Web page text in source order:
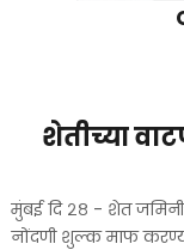
शेतीच्या
मुंबई दि २८ - शेत
नोंदणी शुल्क माफ